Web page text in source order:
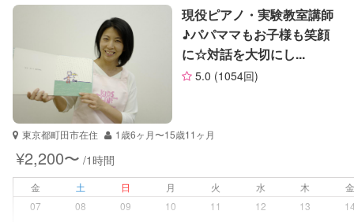
小論文
特徴 料金 レビュー
サポートの特徴
資格
保育士
受験対策
学校/塾の補習・宿題 小学生
現役ピアノ・実験教室講師
♪パパママもお子様も笑顔
に☆対話を大切にし...
5.0 (1054回)
東京都町田市在住 1歳6ヶ月〜15歳11ヶ月
¥2,200〜 /1時間
金 土 日 月 火 水 木
07
08 09 10 11 12 13